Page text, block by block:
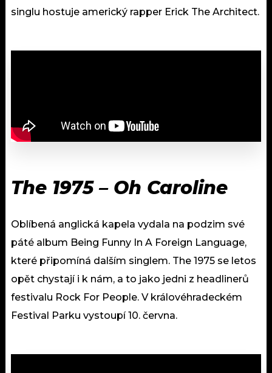
singlu hostuje americký rapper Erick The Architect.
The 1975 – Oh Caroline
Oblíbená anglická kapela vydala na podzim své
páté album Being Funny In A Foreign Language,
které připomíná dalším singlem. The 1975 se letos
opět chystají i k nám, a to jako jedni z headlinerů
festivalu Rock For People. V královéhradeckém
Festival Parku vystoupí 10. června.